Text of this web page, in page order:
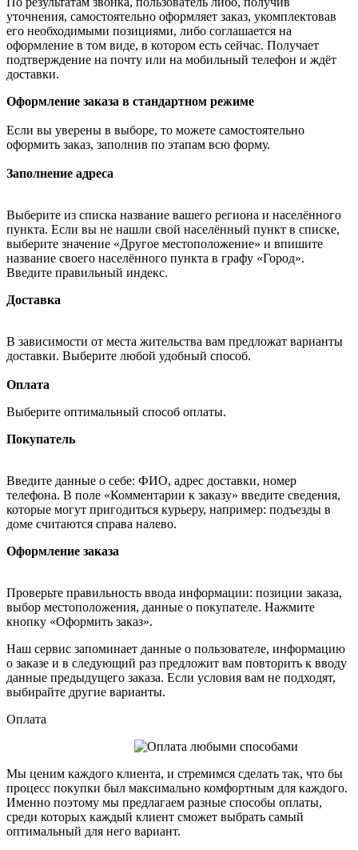
уточнения, самостоятельно оформляет заказ, укомплектовав
его необходимыми позициями, либо соглашается на
оформление в том виде, в котором есть сейчас. Получает
подтверждение на почту или на мобильный телефон и ждёт
доставки.
Оформление заказа в стандартном режиме
Если вы уверены в выборе, то можете самостоятельно
оформить заказ, заполнив по этапам всю форму.
Заполнение адреса
Выберите из списка название вашего региона и населённого
пункта. Если вы не нашли свой населённый пункт в списке,
выберите значение «Другое местоположение» и впишите
название своего населённого пункта в графу «Город».
Введите правильный индекс.
Доставка
В зависимости от места жительства вам предложат варианты
доставки. Выберите любой удобный способ.
Оплата
Выберите оптимальный способ оплаты.
Покупатель
Введите данные о себе: ФИО, адрес доставки, номер
телефона. В поле «Комментарии к заказу» введите сведения,
которые могут пригодиться курьеру, например: подъезды в
доме считаются справа налево.
Оформление заказа
Проверьте правильность ввода информации: позиции заказа,
выбор местоположения, данные о покупателе. Нажмите
кнопку «Оформить заказ».
Наш сервис запоминает данные о пользователе, информацию
о заказе и в следующий раз предложит вам повторить к вводу
данные предыдущего заказа. Если условия вам не подходят,
выбирайте другие варианты.
Оплата
Мы ценим каждого клиента, и стремимся сделать так, что бы
процесс покупки был максимально комфортным для каждого.
Именно поэтому мы предлагаем разные способы оплаты,
среди которых каждый клиент сможет выбрать самый
оптимальный для него вариант.